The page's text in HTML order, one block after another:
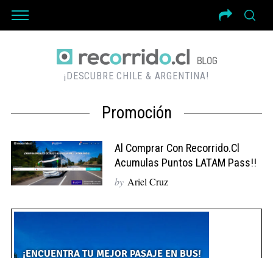
¡DESCUBRE CHILE & ARGENTINA!
Promoción
Al Comprar Con Recorrido.cl
Acumulas Puntos LATAM Pass!!
by Ariel Cruz